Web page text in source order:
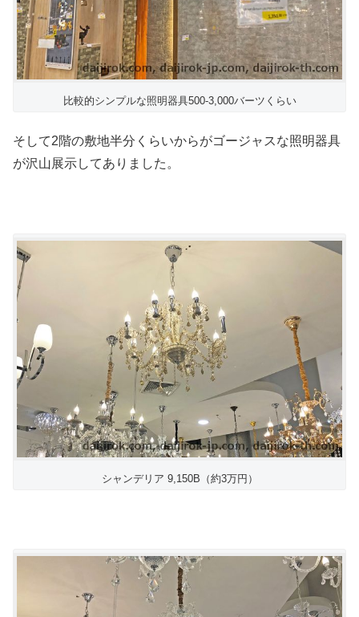
比較的シンプルな照明器具500-3,000バーツくらい
そして2階の敷地半分くらいからがゴージャスな照明器具
が沢山展示してありました。
シャンデリア 9,150B（約3万円）